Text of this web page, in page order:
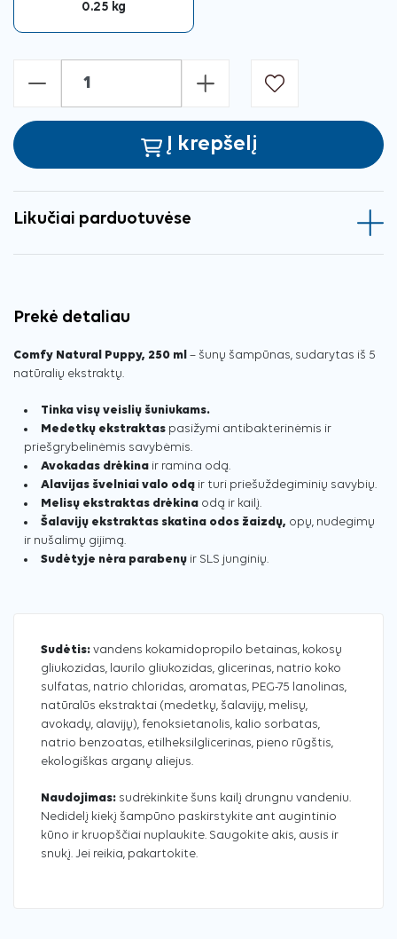
0.25 kg
- +
Į krepšelį
Likučiai parduotuvėse
Prekė detaliau
Comfy Natural Puppy, 250 ml – šunų šampūnas, sudarytas iš 5
natūralių ekstraktų.
Tinka visų veislių šuniukams.
Medetkų ekstraktas pasižymi antibakterinėmis ir
priešgrybelinėmis savybėmis.
Avokadas drėkina ir ramina odą.
Alavijas švelniai valo odą ir turi priešuždegiminių savybių.
Melisų ekstraktas drėkina odą ir kailį.
Šalavijų ekstraktas skatina odos žaizdų, opų, nudegimų
ir nušalimų gijimą.
Sudėtyje nėra parabenų ir SLS junginių.
Sudėtis: vandens kokamidopropilo betainas, kokosų
gliukozidas, laurilo gliukozidas, glicerinas, natrio koko
sulfatas, natrio chloridas, aromatas, PEG-75 lanolinas,
natūralūs ekstraktai (medetkų, šalavijų, melisų,
avokadų, alavijų), fenoksietanolis, kalio sorbatas,
natrio benzoatas, etilheksilglicerinas, pieno rūgštis,
ekologiškas arganų aliejus.
Naudojimas: sudrėkinkite šuns kailį drungnu vandeniu.
Nedidelį kiekį šampūno paskirstykite ant augintinio
kūno ir kruopščiai nuplaukite. Saugokite akis, ausis ir
snukį. Jei reikia, pakartokite.